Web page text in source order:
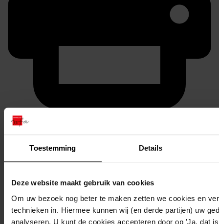
Toestemming Details
Deze website maakt gebruik van cookies
Om uw bezoek nog beter te maken zetten we cookies en
technieken in. Hiermee kunnen wij (en derde partijen) uw
analyseren. U kunt de cookies accepteren door op 'Ja, dat
Printen
duurzaam webadres
Inventaris
0001 - 1000